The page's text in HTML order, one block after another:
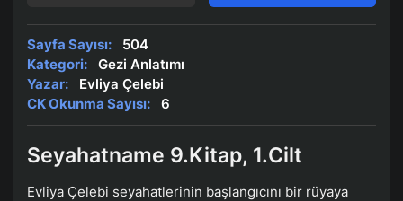
Sayfa Sayısı:
504
Kategori:
Gezi Anlatımı
Yazar:
Evliya Çelebi
CK Okunma Sayısı:
6
Seyahatname 9.Kitap, 1.Cilt
Evliya Çelebi seyahatlerinin başlangıcını bir rüyaya